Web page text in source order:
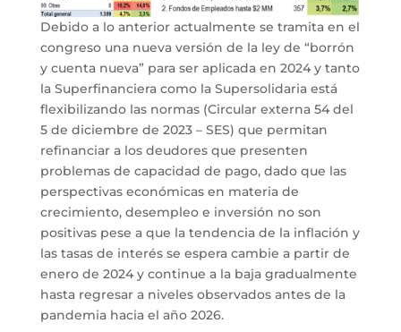
Debido a lo anterior actualmente se tramita en el
congreso una nueva versión de la ley de “borrón
y cuenta nueva” para ser aplicada en 2024 y tanto
la Superfinanciera como la Supersolidaria está
flexibilizando las normas (Circular externa 54 del
5 de diciembre de 2023 – SES) que permitan
refinanciar a los deudores que presenten
problemas de capacidad de pago, dado que las
perspectivas económicas en materia de
crecimiento, desempleo e inversión no son
positivas pese a que la tendencia de la inflación y
las tasas de interés se espera cambie a partir de
enero de 2024 y continue a la baja gradualmente
hasta regresar a niveles observados antes de la
pandemia hacia el año 2026.